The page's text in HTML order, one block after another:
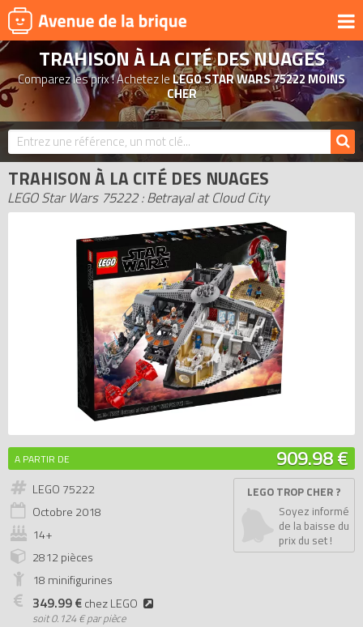
UNIVERS
PRODUITS DÉRIVÉS
NOUVEAUTÉS
LEGO 2026
BONS PLANS
ACTUALITÉS
ASSOCIATIONS DE FANS
EXPOSITIONS LEGO
LEGO LES PLUS CHERS
DERNIERS LEGO AJOUTÉS
TRAHISON À LA CITÉ DES NUAGES
Comparez les prix ! Achetez le LEGO STAR WARS 75222 MOINS
CHER
TRAHISON À LA CITÉ DES NUAGES
LEGO Star Wars 75222 : Betrayal at Cloud City
A PARTIR DE 909.98 €
LEGO 75222
Octobre 2018
14+
2812 pièces
18 minifigurines
349.99 €chez LEGO
soit0.124 € par pièce
LEGO TROP CHER ?
Soyez informé
de la baisse du
prix du set !